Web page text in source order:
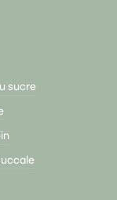
sucre